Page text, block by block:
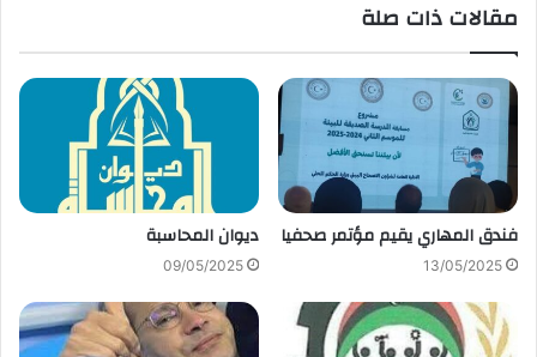
مقالات ذات صلة
فندق المهاري يقيم مؤتمر صحفيا
13/05/2025
ديوان المحاسبة
09/05/2025